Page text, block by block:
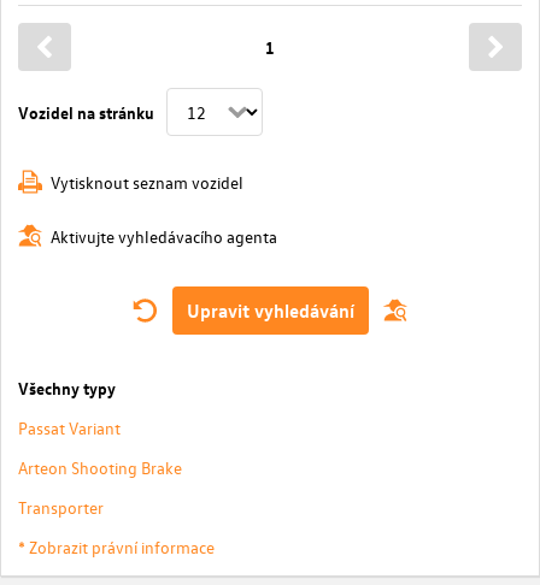
Vozidel na stránku
1
Vytisknout seznam vozidel
Aktivujte vyhledávacího agenta
Upravit vyhledávání
Všechny typy
Passat Variant
Arteon Shooting Brake
Transporter
* Zobrazit právní informace